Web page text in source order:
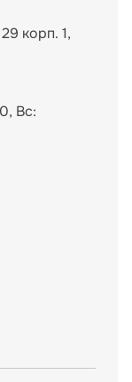
корп. 1,
Вс: